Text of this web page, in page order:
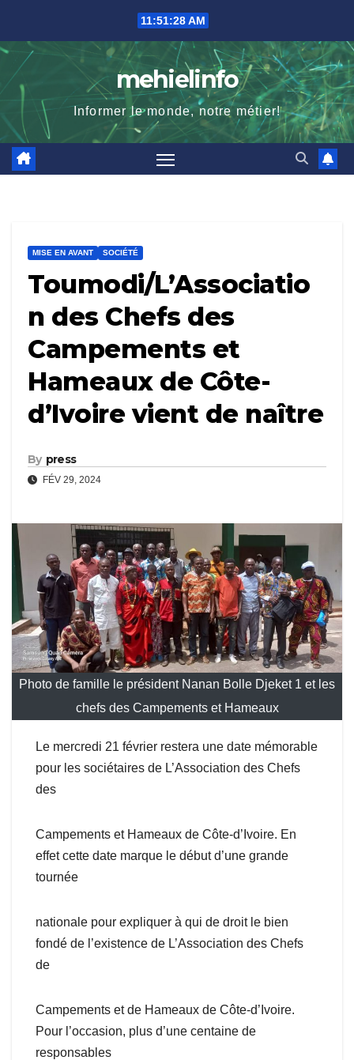
content
11:51:29 AM
mehielinfo
Informer le monde, notre métier!
MISE EN AVANT SOCIÉTÉ
Toumodi/L’Associatio
n des Chefs des
Campements et
Hameaux de Côte-
d’Ivoire vient de naître
By press
FÉV 29, 2024
Photo de famille le président Nanan Bolle Djeket 1 et les
chefs des Campements et Hameaux
Le mercredi 21 février restera une date mémorable
pour les sociétaires de L’Association des Chefs
des
Campements et Hameaux de Côte-d’Ivoire. En
effet cette date marque le début d’une grande
tournée
nationale pour expliquer à qui de droit le bien
fondé de l’existence de L’Association des Chefs
de
Campements et de Hameaux de Côte-d’Ivoire.
Pour l’occasion, plus d’une centaine de
responsables